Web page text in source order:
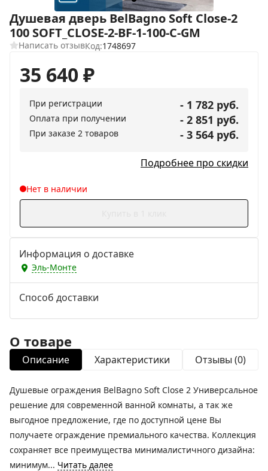
Душевая дверь BelBagno Soft Close-2
100 SOFT_CLOSE-2-BF-1-100-C-GM
Написать отзывКод:1748697
35 640₽
При регистрации - 1 782 руб.
Оплата при получении - 2 851 руб.
При заказе 2 товаров - 3 564 руб.
Подробнее про скидки
Нет в наличии
Информация о доставке
Эль-Монте
Способ доставки
О товаре
Описание Характеристики Отзывы (0)
Душевые ограждения BelBagno Soft Close 2 Универсальное
решение для современной ванной комнаты, а так же
выгодное предложение, где по доступной цене Вы
получаете ограждение премиального качества. Коллекция
сохраняет все преимущества минималистичного дизайна:
минимум... Читать далее